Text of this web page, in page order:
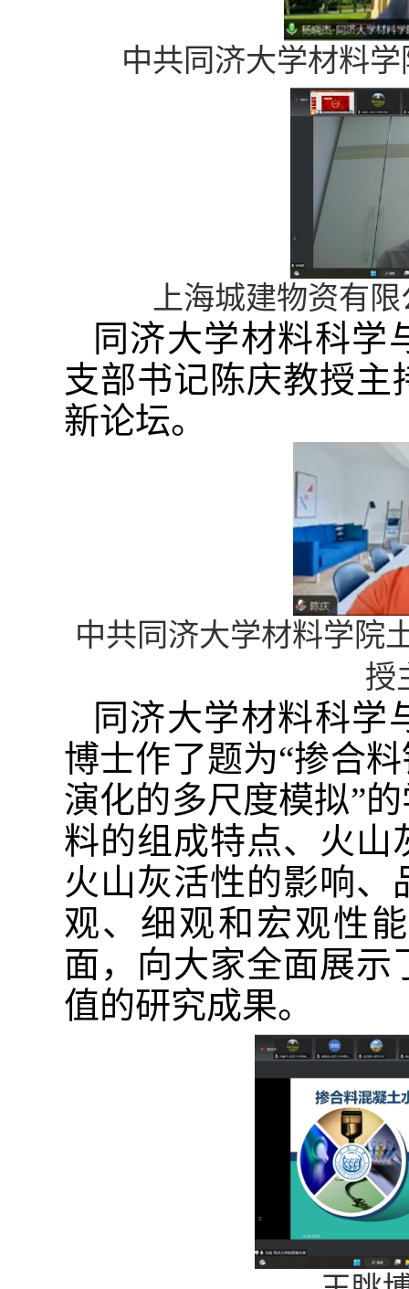
中共同济大学材料
上海城建物资有
同济大学材料科学
支部书记陈庆教授
新论坛。
中共同济大学材料学院
授
同济大学材料科学
博士作了题为“掺合
演化的多尺度模拟”
料的组成特点、火山
火山灰活性的影响
观、细观和宏观性
面，向大家全面展示
值的研究成果。